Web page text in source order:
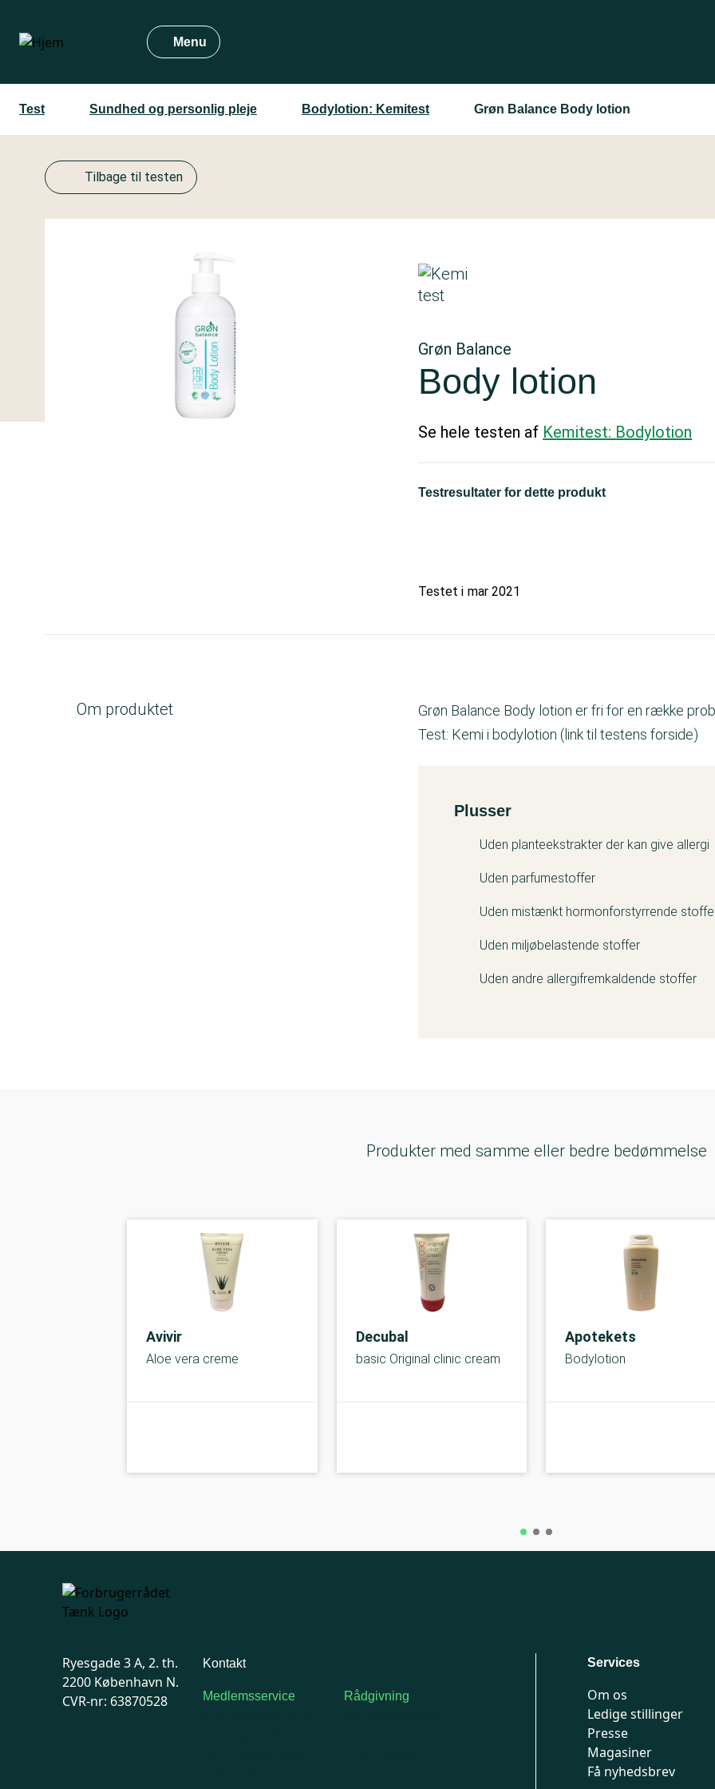
hovedindhold
Menu
Test Sundhed og personlig pleje Bodylotion: Kemitest Grøn Balance Body lotion
Tilbage til testen
Grøn Balance
Body lotion
Se hele testen af Kemitest: Bodylotion
Testresultater for dette produkt
Testet i mar 2021
Om produktet
Grøn Balance Body lotion er fri for en række
Test: Kemi i bodylotion (link til testens forside)
Kemitest
Plusser
Uden planteekstrakter der kan give allergi
Uden parfumestoffer
Uden mistænkt hormonforstyrrende
Uden miljøbelastende stoffer
Uden andre allergifremkaldende stoffer
Produkter med samme eller bedre bedømmelse
Avivir
Aloe vera creme
Decubal
basic Original clinic cream
Apotekets
Bodylotion
Ryesgade 3 A, 2. th.
2200 København N.
CVR-nr: 63870528
Kontakt
Medlemsservice Rådgivning
Services
Om os
Ledige stillinger
Presse
Magasiner
Få nyhedsbrev